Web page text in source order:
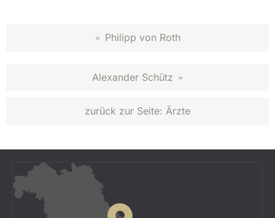
« Philipp von Roth
Alexander Schütz »
zurück zur Seite: Ärzte